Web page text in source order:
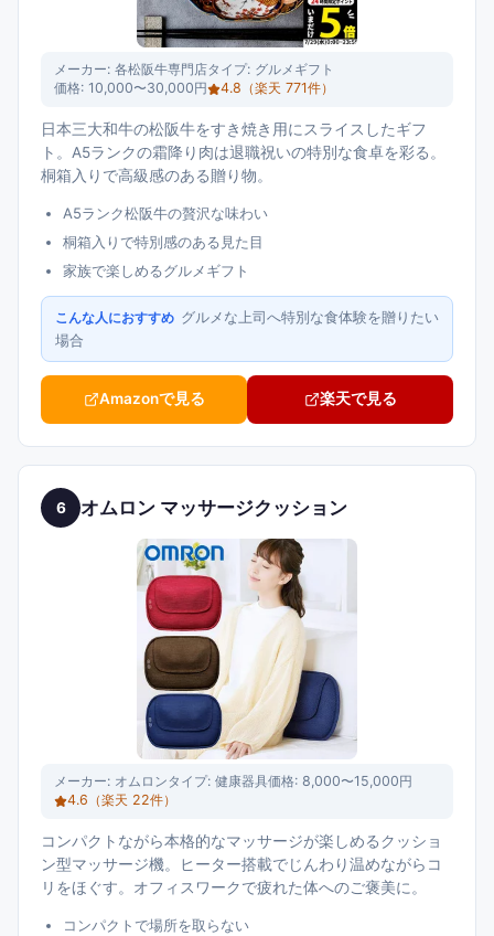
メーカー: 各松阪牛専門店タイプ: グルメギフト
価格: 10,000〜30,000円 4.8 （楽天 771件）
日本三大和牛の松阪牛をすき焼き用にスライスしたギフ
ト。A5ランクの霜降り肉は退職祝いの特別な食卓を彩る。
桐箱入りで高級感のある贈り物。
A5ランク松阪牛の贅沢な味わい
桐箱入りで特別感のある見た目
家族で楽しめるグルメギフト
こんな人におすすめ グルメな上司へ特別な食体験を贈りたい
場合
Amazonで見る 楽天で見る
6 オムロン マッサージクッション
メーカー: オムロンタイプ: 健康器具価格: 8,000〜15,000円
4.6 （楽天 22件）
コンパクトながら本格的なマッサージが楽しめるクッショ
ン型マッサージ機。ヒーター搭載でじんわり温めながらコ
リをほぐす。オフィスワークで疲れた体へのご褒美に。
コンパクトで場所を取らない